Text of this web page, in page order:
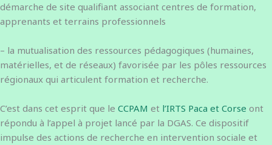
démarche de site qualifiant associant centres de formation,
apprenants et terrains professionnels
– la mutualisation des ressources pédagogiques (humaines,
matérielles, et de réseaux) favorisée par les pôles ressources
régionaux qui articulent formation et recherche.
C’est dans cet esprit que le CCPAM et l’IRTS Paca et Corse ont
répondu à l’appel à projet lancé par la DGAS. Ce dispositif
impulse des actions de recherche en intervention sociale et